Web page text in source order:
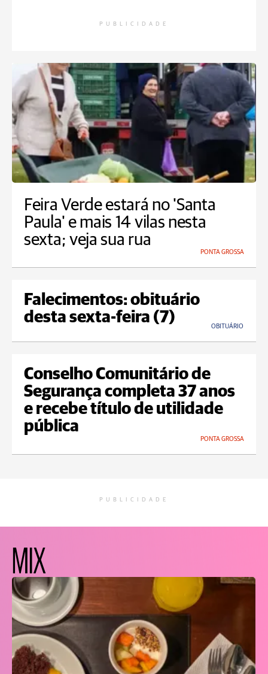
PUBLICIDADE
Feira Verde estará no 'Santa
Paula' e mais 14 vilas nesta
sexta; veja sua rua
PONTA GROSSA
Falecimentos: obituário
desta sexta-feira (7)
OBITUÁRIO
Conselho Comunitário de
Segurança completa 37 anos
e recebe título de utilidade
pública
PONTA GROSSA
PUBLICIDADE
MIX